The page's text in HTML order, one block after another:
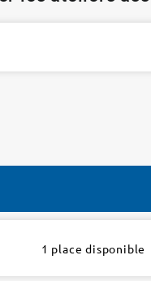
1 place disponible